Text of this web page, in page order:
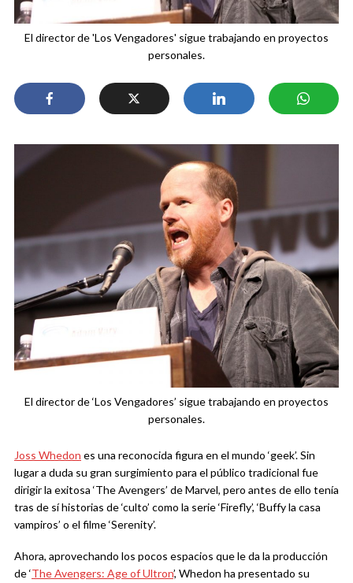
El director de 'Los Vengadores' sigue trabajando en proyectos
personales.
El director de ‘Los Vengadores’ sigue trabajando en proyectos
personales.
Joss Whedon es una reconocida figura en el mundo ‘geek’. Sin
lugar a duda su gran surgimiento para el público tradicional fue
dirigir la exitosa ‘The Avengers’ de Marvel, pero antes de ello tenía
tras de sí historias de ‘culto’ como la serie ‘Firefly’, ‘Buffy la casa
vampiros’ o el filme ‘Serenity’.
Ahora, aprovechando los pocos espacios que le da la producción
de ‘The Avengers: Age of Ultron’, Whedon ha presentado su